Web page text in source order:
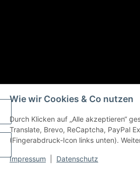
Wie wir Cookies & Co nutzen
Durch Klicken auf „Alle akzeptieren“
Translate, Brevo, ReCaptcha, PayPal
(Fingerabdruck-Icon links unten).
Impressum Datenschutz